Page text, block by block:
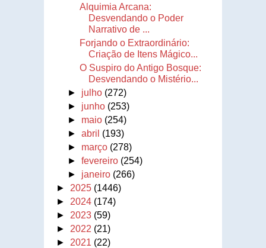
Alquimia Arcana:
Desvendando o Poder
Narrativo de ...
Forjando o Extraordinário:
Criação de Itens Mágico...
O Suspiro do Antigo Bosque:
Desvendando o Mistério...
► julho (272)
► junho (253)
► maio (254)
►abril (193)
► março (278)
►fevereiro (254)
► janeiro (266)
► 2025 (1446)
► 2024 (174)
► 2023 (59)
► 2022 (21)
► 2021 (22)